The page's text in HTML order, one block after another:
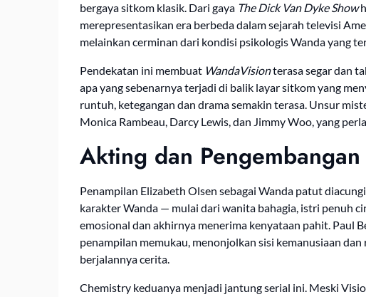
bergaya sitkom klasik. Dari gaya The Dick Van Dyke Show
merepresentasikan era berbeda dalam sejarah televisi
melainkan cerminan dari kondisi psikologis Wanda yang
Pendekatan ini membuat WandaVisionterasa segar dan
apa yang sebenarnya terjadi di balik layar sitkom yang
runtuh, ketegangan dan drama semakin terasa. Unsur
Monica Rambeau, Darcy Lewis, dan Jimmy Woo, yang
Akting dan
Penampilan Elizabeth Olsen sebagai Wanda patut
karakter Wanda — mulai dari wanita bahagia, istri penuh
emosional dan akhirnya menerima kenyataan pahit. Paul
penampilan memukau, menonjolkan sisi kemanusiaan
berjalannya cerita.
Chemistry keduanya menjadi jantung serial ini. Meski